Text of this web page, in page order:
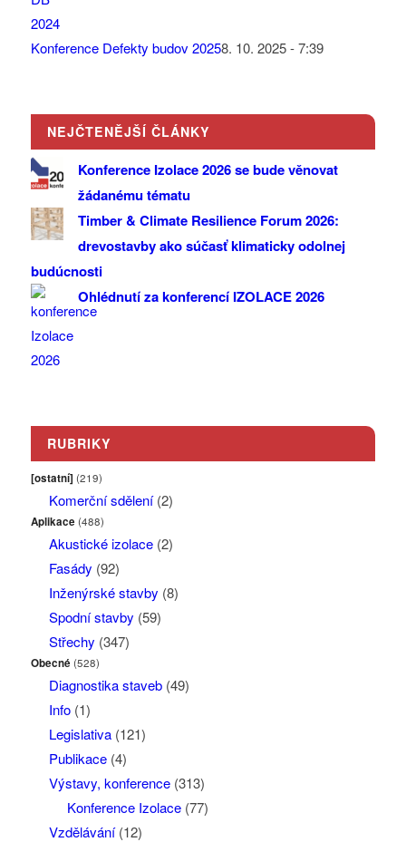
Konference Defekty budov 20258. 10. 2025 - 7:39
NEJČTENĚJŠÍ ČLÁNKY
Konference Izolace 2026 se bude věnovat
žádanému tématu
Timber & Climate Resilience Forum 2026:
drevostavby ako súčasť klimaticky odolnej
budúcnosti
Ohlédnutí za konferencí IZOLACE 2026
RUBRIKY
[ostatní] (219)
Komerční sdělení(2)
Aplikace (488)
Akustické izolace(2)
Fasády (92)
Inženýrské stavby (8)
Spodní stavby (59)
Střechy (347)
Obecné (528)
Diagnostika staveb(49)
Info(1)
Legislativa(121)
Publikace(4)
Výstavy, konference(313)
Konference Izolace(77)
Vzdělávání(12)